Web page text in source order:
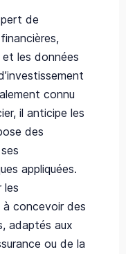
de
et les données
connu
il anticipe les
des
appliquées.
les
concevoir des
adaptés aux
ou de la